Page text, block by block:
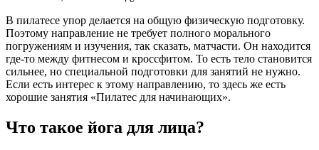
В пилатесе упор делается на общую физическую подготовку.
Поэтому направление не требует полного морального
погружениям и изучения, так сказать, матчасти. Он находится
где-то между фитнесом и кроссфитом. То есть тело становится
сильнее, но специальной подготовки для занятий не нужно.
Если есть интерес к этому направлению, то здесь же есть
хорошие занятия «Пилатес для начинающих».
Что такое йога для лица?